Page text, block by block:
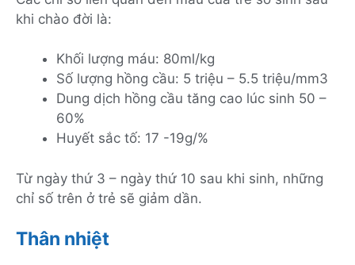
khi chào đời là:
Khối lượng máu: 80ml/kg
Số lượng hồng cầu: 5 triệu – 5.5 triệu/mm3
Dung dịch hồng cầu tăng cao lúc sinh 50 –
60%
Huyết sắc tố: 17 -19g/%
Từ ngày thứ 3 – ngày thứ 10 sau khi sinh, những
chỉ số trên ở trẻ sẽ giảm dần.
Thân nhiệt